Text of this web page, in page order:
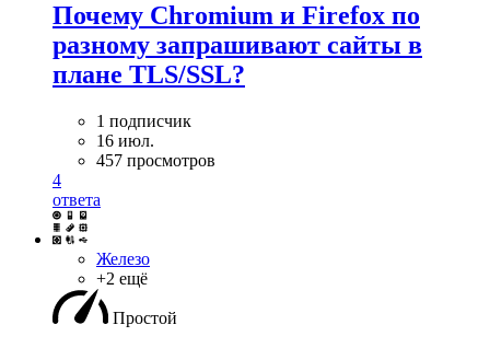
Почему Chromium и Firefox по
разному запрашивают сайты в
плане TLS/SSL?
1 подписчик
16 июл.
457 просмотров
4
ответа
Железо
+2 ещё
Простой